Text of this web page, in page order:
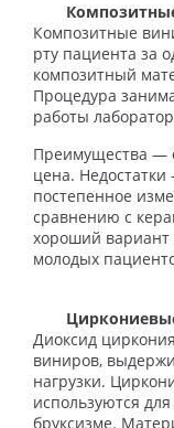
Композитные
рту пациента за
композитный
Процедура
работы
Преимущества —
цена.
постепенное
сравнению с
хороший
молодых
Диоксид
виниров,
нагрузки.
используются
бруксизме.